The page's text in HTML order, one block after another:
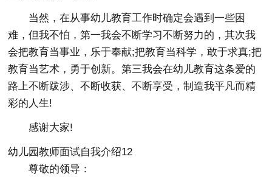
当然，在从事幼儿教育工作时确定会遇到一些困
难，但我不怕，第一我会不断学习不断努力的，其次我
会把教育当事业，乐于奉献;把教育当科学，敢于求真;把
教育当艺术，勇于创新。第三我会在幼儿教育这条爱的
路上不断跋涉、不断收获、不断享受，制造我平凡而精
彩的人生!
感谢大家!
幼儿园教师面试自我介绍12
尊敬的领导：